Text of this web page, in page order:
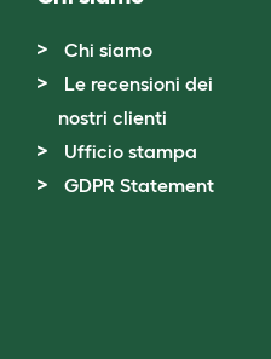
Chi siamo
Le recensioni dei
nostri clienti
Ufficio stampa
GDPR Statement